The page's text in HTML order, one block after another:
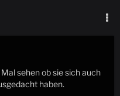
sehen ob sie sich auch
haben.